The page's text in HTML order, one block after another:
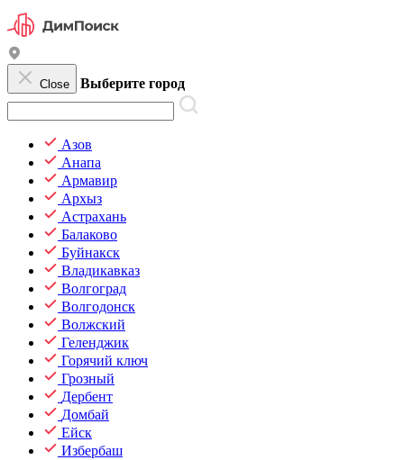
Close Выберите город
Азов
Анапа
Армавир
Архыз
Астрахань
Балаково
Буйнакск
Владикавказ
Волгоград
Волгодонск
Волжский
Геленджик
Горячий ключ
Грозный
Дербент
Домбай
Ейск
Избербаш